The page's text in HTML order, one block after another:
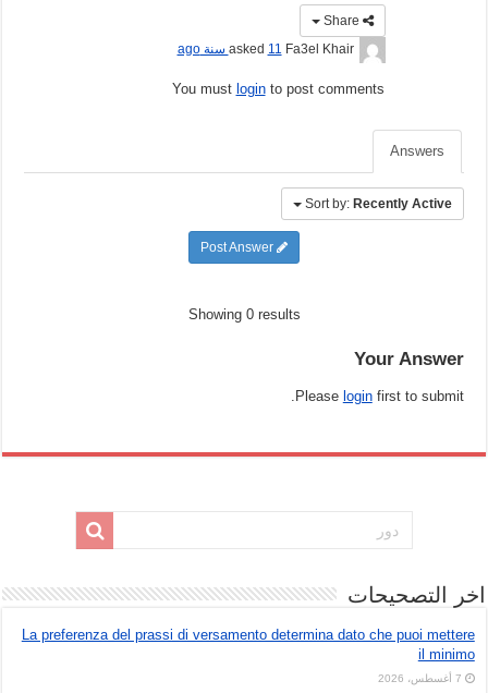
Fa3el Khair 11 سنة ago
You must loginto post comments
Answers
Sort by: Recently Active
Showing 0 results
Your Answer
Please loginfirst to submit.
اخر التصحيحات
La preferenza del prassi di versamento determina dato che puoi mettere
il minimo
7 أغسطس، 2026